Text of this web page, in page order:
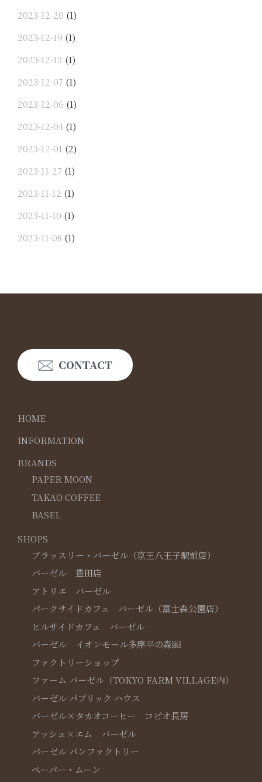
2023-12-20 (1)
2023-12-19 (1)
2023-12-12 (1)
2023-12-07 (1)
2023-12-06 (1)
2023-12-04 (1)
2023-12-01 (2)
2023-11-27 (1)
2023-11-12 (1)
2023-11-10 (1)
2023-11-08 (1)
CONTACT
HOME
INFORMATION
BRANDS
PAPER MOON
TAKAO COFFEE
BASEL
SHOPS
ブラッスリー・バーゼル（京王八王子駅前店）
バーゼル 豊田店
アトリエ バーゼル
パークサイドカフェ バーゼル（富士森公園店）
ヒルサイドカフェ バーゼル
バーゼル イオンモール多摩平の森￼
ファクトリーショップ
ファーム バーゼル（TOKYO FARM VILLAGE内）
バーゼル パブリック ハウス
バーゼル×タカオコーヒー コピオ長房
アッシュ×エム バーゼル
バーゼル パンファクトリー
ペーパー・ムーン